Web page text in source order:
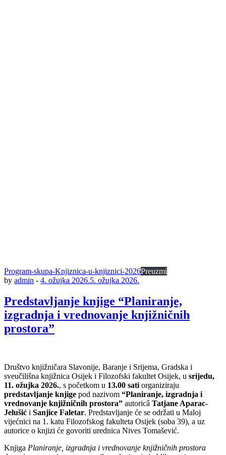
Program-skupa-Knjiznica-u-knjiznici-2026Preuzmi
by admin - 4. ožujka 2026.5. ožujka 2026.
Predstavljanje knjige “Planiranje,
izgradnja i vrednovanje knjižničnih
prostora”
Društvo knjižničara Slavonije, Baranje i Srijema, Gradska i
sveučilišna knjižnica Osijek i Filozofski fakultet Osijek, u srijedu,
11. ožujka 2026., s početkom u 13.00 sati organiziraju
predstavljanje knjige pod nazivom “Planiranje, izgradnja i
vrednovanje knjižničnih prostora” autoricâ Tatjane Aparac-
Jelušić i Sanjice Faletar. Predstavljanje će se održati u Maloj
vijećnici na 1. katu Filozofskog fakulteta Osijek (soba 39), a uz
autorice o knjizi će govoriti urednica Nives Tomašević.
Knjiga Planiranje, izgradnja i vrednovanje knjižničnih prostora